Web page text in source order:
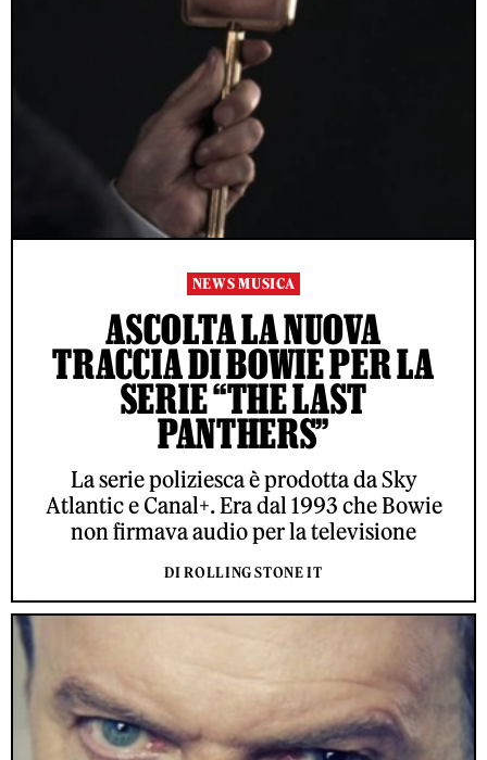
NEWS MUSICA
ASCOLTA LA NUOVA
TRACCIA DI BOWIE PER LA
SERIE “THE LAST
PANTHERS”
La serie poliziesca è prodotta da Sky
Atlantic e Canal+. Era dal 1993 che Bowie
non firmava audio per la televisione
DI ROLLING STONE IT